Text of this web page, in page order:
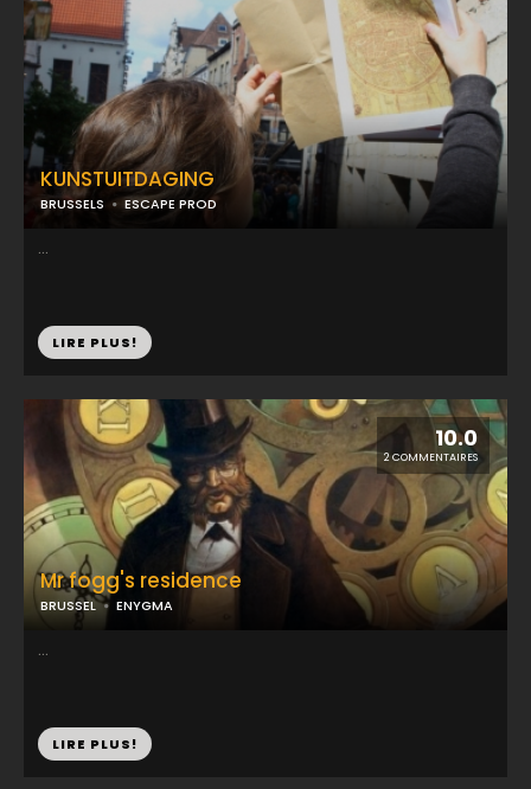
KUNSTUITDAGING
BRUSSELS ESCAPE PROD
...
LIRE PLUS!
10.0
2 COMMENTAIRES
Mr fogg's residence
BRUSSEL ENYGMA
...
LIRE PLUS!